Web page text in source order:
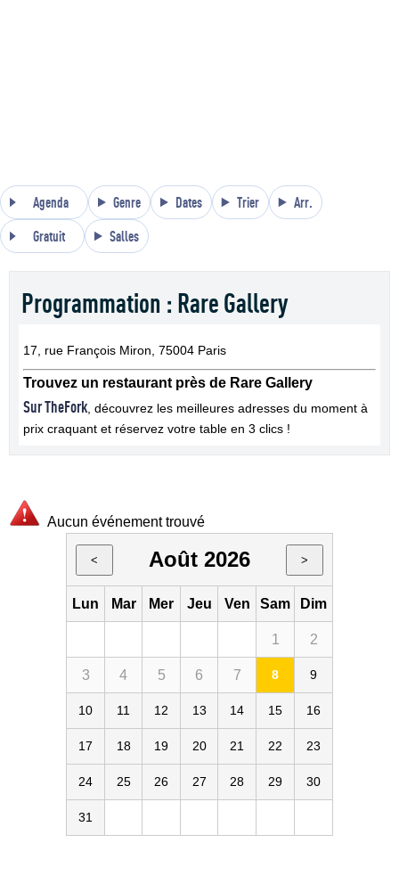
Agenda Genre Dates Trier Arr.
Gratuit Salles
Programmation : Rare Gallery
17, rue François Miron, 75004 Paris
Trouvez un restaurant près de Rare Gallery
Sur TheFork , découvrez les meilleures adresses du moment à
prix craquant et réservez votre table en 3 clics !
Aucun événement trouvé
< Août 2026 >
Lun Mar Mer Jeu Ven Sam Dim
1 2
3 4 5 6 7 8 9
10 11 12 13 14 15 16
17 18 19 20 21 22 23
24 25 26 27 28 29 30
31